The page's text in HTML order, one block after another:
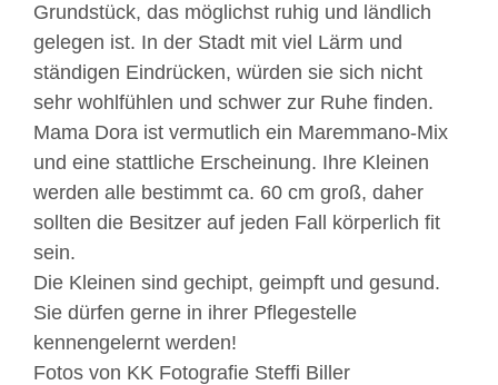
Grundstück, das möglichst ruhig und ländlich
gelegen ist. In der Stadt mit viel Lärm und
ständigen Eindrücken, würden sie sich nicht
sehr wohlfühlen und schwer zur Ruhe finden.
Mama Dora ist vermutlich ein Maremmano-Mix
und eine stattliche Erscheinung. Ihre Kleinen
werden alle bestimmt ca. 60 cm groß, daher
sollten die Besitzer auf jeden Fall körperlich fit
sein.
Die Kleinen sind gechipt, geimpft und gesund.
Sie dürfen gerne in ihrer Pflegestelle
kennengelernt werden!
Fotos von KK Fotografie Steffi Biller